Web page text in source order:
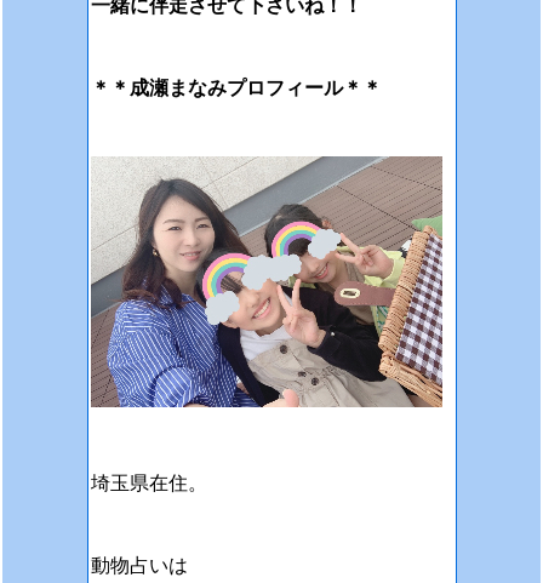
一緒に伴走させて下さいね！！
＊＊成瀬まなみプロフィール＊＊
埼玉県在住。
動物占いは